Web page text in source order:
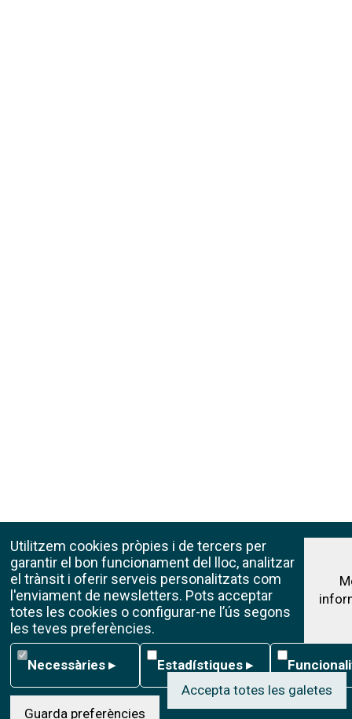
Utilitzem cookies pròpies i de tercers per
garantir el bon funcionament del lloc, analitzar
el trànsit i oferir serveis personalitzats com
l'enviament de newsletters. Pots acceptar
totes les cookies o configurar-ne l’ús segons
les teves preferències.
Necessàries
Necessàries▸ Estadístiques
Estadístiques▸ Funcionalitat
Guarda preferències
Accepta totes les galetes